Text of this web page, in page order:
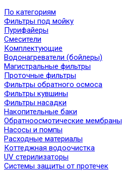
По категориям
Фильтры под мойку
Пурифайеры
Смесители
Комплектующие
Водонагреватели (бойлеры)
Магистральные фильтры
Проточные фильтры
Фильтры обратного осмоса
Фильтры кувшины
Фильтры насадки
Накопительные баки
Обратноосмотические мембраны
Насосы и помпы
Расходные материалы
Коттеджная водоочистка
UV стерилизаторы
Системы защиты от протечек